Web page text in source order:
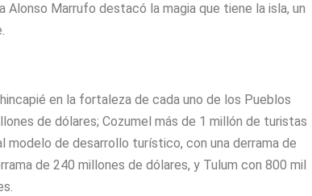
Alonso Marrufo destacó la magia que tiene la isla, un
en la fortaleza de cada uno de los Pueblos
de dólares; ⁠Cozumel más de 1 millón de turistas
modelo de desarrollo turístico, con una derrama de
de 240 millones de dólares, y ⁠Tulum con 800 mil